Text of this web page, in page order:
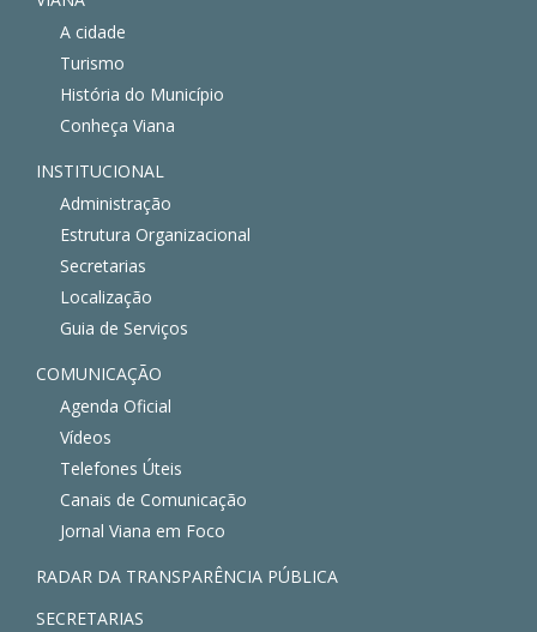
A cidade
Turismo
História do Município
Conheça Viana
INSTITUCIONAL
Administração
Estrutura Organizacional
Secretarias
Localização
Guia de Serviços
COMUNICAÇÃO
Agenda Oficial
Vídeos
Telefones Úteis
Canais de Comunicação
Jornal Viana em Foco
RADAR DA TRANSPARÊNCIA PÚBLICA
SECRETARIAS